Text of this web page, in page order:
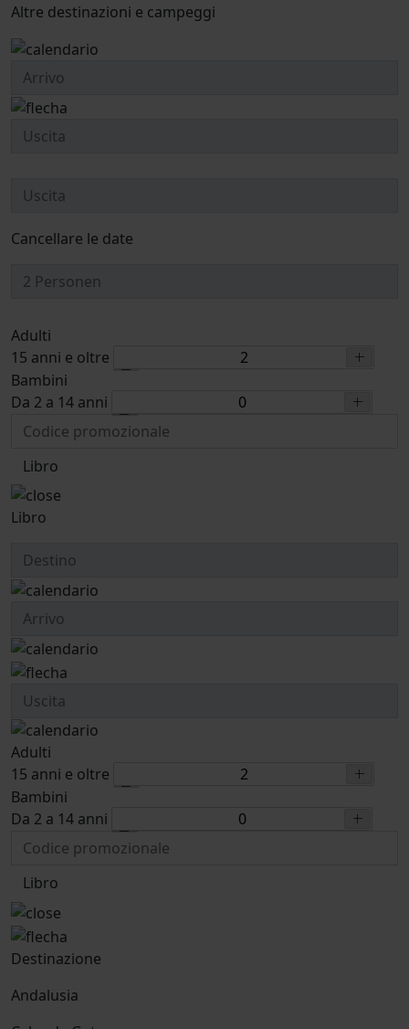
Altre destinazioni e campeggi
Cancellare le date
Adulti
15 anni e oltre
Bambini
Da 2 a 14 anni
Libro
Libro
Adulti
15 anni e oltre
Bambini
Da 2 a 14 anni
Libro
Destinazione
Andalusia